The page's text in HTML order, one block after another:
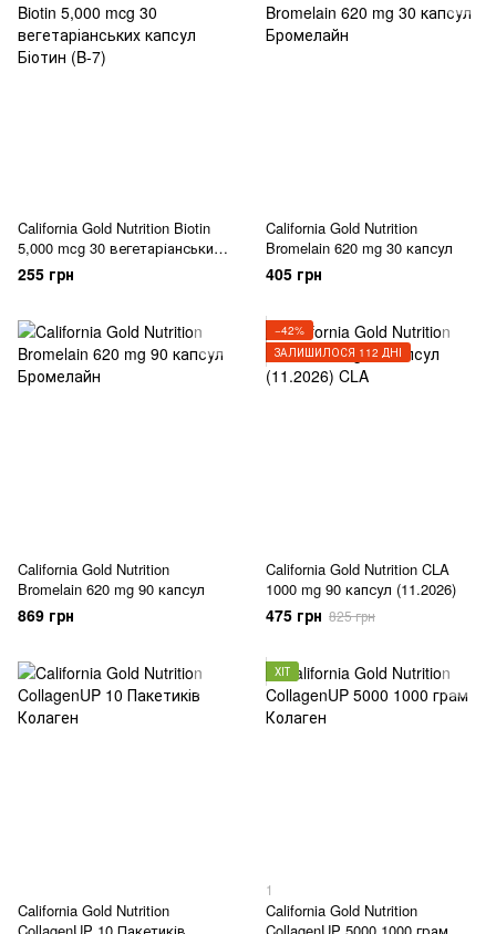
California Gold Nutrition Biotin
5,000 mcg 30 вегетаріанських
капсул
255 грн
California Gold Nutrition
Bromelain 620 mg 30 капсул
405 грн
California Gold Nutrition
Bromelain 620 mg 90 капсул
869 грн
−42%
ЗАЛИШИЛОСЯ 112 ДНІ
California Gold Nutrition CLA
1000 mg 90 капсул (11.2026)
475 грн 825 грн
California Gold Nutrition
ХІТ
1
California Gold Nutrition